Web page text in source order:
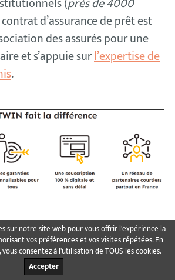
contrat d’assurance de prêt est
des assurés pour une
et s’appuie surl’expertise de
.
sur
sur notre site web pour vous offrir l'expérience la
vos préférences et vos visites répétées. En
consentez à l'utilisation de TOUS les cookies.
Accepter